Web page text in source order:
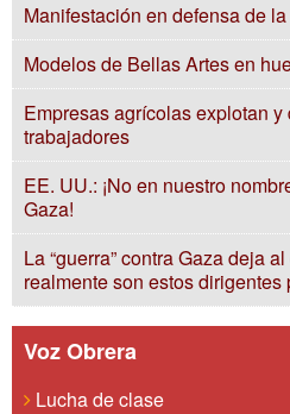
Manifestación en defensa de
Modelos de Bellas Artes en
Empresas agrícolas explotan
trabajadores
EE. UU.: ¡No en nuestro
Gaza!
La “guerra” contra Gaza deja
realmente son estos dirigentes
Voz Obrera
Lucha de clase